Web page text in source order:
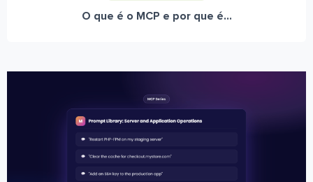
O que é o MCP e por que é...